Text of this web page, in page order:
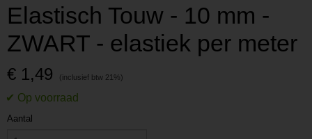
Elastisch Touw - 10 mm -
ZWART - elastiek per meter
€ 1,49
Aantal